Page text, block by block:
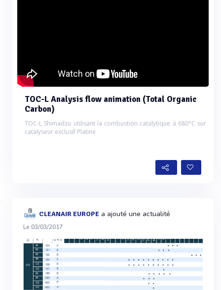
TOC-L Analysis flow animation (Total Organic
Carbon)
TOC-L Shimadzu utilisant la combustion catalytique à 680°C sur
catalyseur exclusif Platine
CLEANAIR EUROPE a ajouté une actualité
Le 03/03/2017